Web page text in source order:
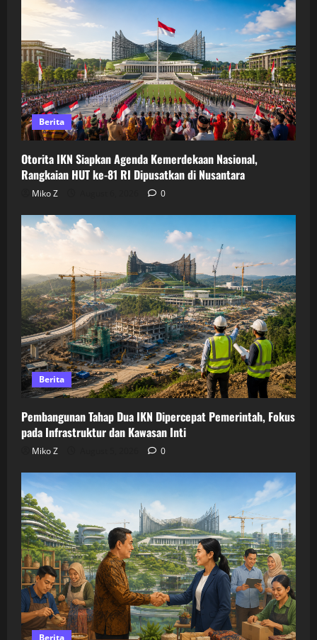
Berita
Otorita IKN Siapkan Agenda Kemerdekaan Nasional,
Rangkaian HUT ke-81 RI Dipusatkan di Nusantara
Miko Z 0
Berita
Pembangunan Tahap Dua IKN Dipercepat Pemerintah, Fokus
pada Infrastruktur dan Kawasan Inti
Miko Z 0